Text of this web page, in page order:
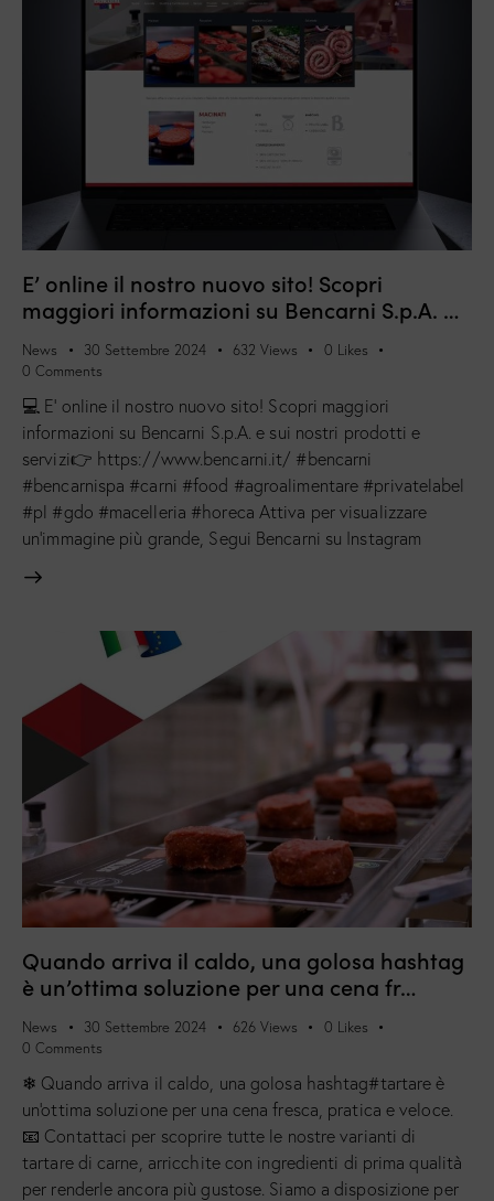
E’ online il nostro nuovo sito! Scopri
maggiori informazioni su Bencarni S.p.A. …
News 30 Settembre 2024 632 Views 0 Likes
0 Comments
💻 E' online il nostro nuovo sito! Scopri maggiori
informazioni su Bencarni S.p.A. e sui nostri prodotti e
servizi👉 https://www.bencarni.it/ #bencarni
#bencarnispa #carni #food #agroalimentare #privatelabel
#pl #gdo #macelleria #horeca Attiva per visualizzare
un’immagine più grande, Segui Bencarni su Instagram
Quando arriva il caldo, una golosa hashtag
è un’ottima soluzione per una cena fr…
News 30 Settembre 2024 626 Views 0 Likes
0 Comments
❄ Quando arriva il caldo, una golosa hashtag#tartare è
un'ottima soluzione per una cena fresca, pratica e veloce.
📧 Contattaci per scoprire tutte le nostre varianti di
tartare di carne, arricchite con ingredienti di prima qualità
per renderle ancora più gustose. Siamo a disposizione per